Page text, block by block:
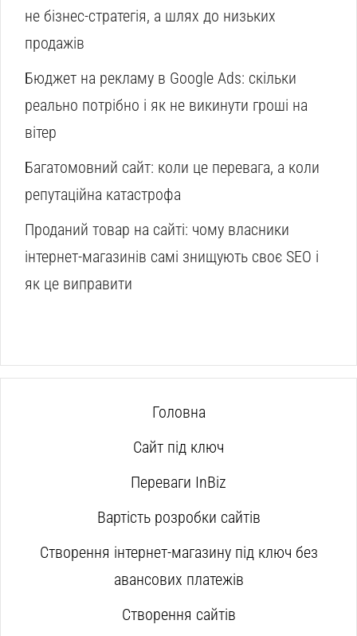
не бізнес-стратегія, а шлях до низьких
продажів
Бюджет на рекламу в Google Ads: скільки
реально потрібно і як не викинути гроші на
вітер
Багатомовний сайт: коли це перевага, а коли
репутаційна катастрофа
Проданий товар на сайті: чому власники
інтернет-магазинів самі знищують своє SEO і
як це виправити
Головна
Сайт під ключ
Переваги InBiz
Вартість розробки сайтів
Створення інтернет-магазину під ключ без
авансових платежів
Створення сайтів